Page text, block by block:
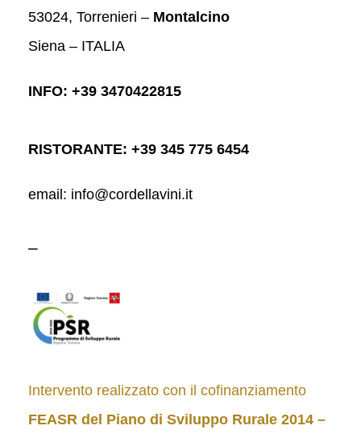
53024, Torrenieri – Montalcino
Siena – ITALIA
INFO: +39 3470422815
RISTORANTE: +39 345 775 6454
email: info@cordellavini.it
–
Intervento realizzato con il cofinanziamento
FEASR del Piano di Sviluppo Rurale 2014 –